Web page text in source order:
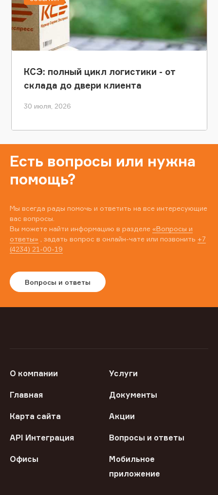
КСЭ: полный цикл логистики - от
склада до двери клиента
30 июля, 2026
Есть вопросы или нужна
помощь?
Мы всегда рады помочь и ответить на все интересующие
вас вопросы.
Вы можете найти информацию в разделе «Вопросы и
ответы» , задать вопрос в онлайн-чате или позвонить +7
(4234) 21-00-19
Вопросы и ответы
О компании Услуги
Главная Документы
Карта сайта Акции
API Интеграция Вопросы и ответы
Офисы
Мобильное
приложение